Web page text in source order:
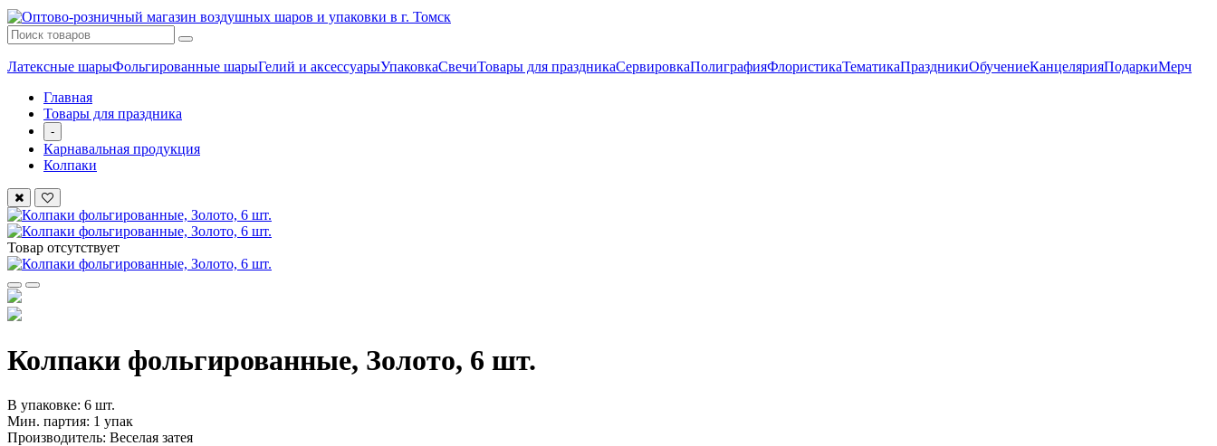
Латексные шарыФольгированные шарыГелий и аксессуарыУпаковкаСвечиТовары для праздникаСервировкаПолиграфияФлористикаТематикаПраздникиОбучениеКанцелярияПодаркиМерч
Главная
Товары для праздника
-
Карнавальная продукция
Колпаки
Товар отсутствует
Колпаки фольгированные, Золото, 6 шт.
В упаковке: 6 шт.
Мин. партия: 1 упак
Производитель: Веселая затея